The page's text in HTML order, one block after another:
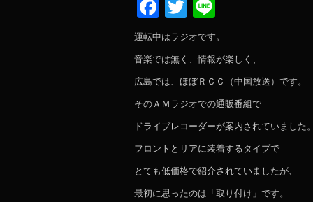
Facebook
Twitter
運転中はラジオです。
音楽では無く、情報が楽しく、
広島では、ほぼＲＣＣ（中国放送）です。
そのＡＭラジオでの通販番組で
ドライブレコーダーが案内されていました
フロントとリアに装着するタイプで
とても低価格で紹介されていましたが、
最初に思ったのは「取り付け」です。